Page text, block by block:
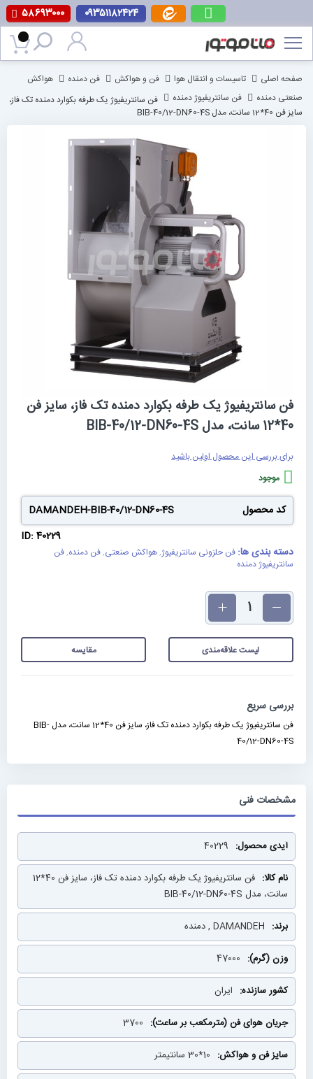
۵۸۶۹۳۰۰۰ ۰۹۳۵۱۱۸۲۴۲۴
به
صفحه اصلی
تاسیسات و انتقال هوا فن و هواکش فن دمنده
هواکش
صنعتی دمنده
فن سانتریفیوژ دمنده
فن سانتریفیوژ یک طرفه بکوارد دمنده تک فاز،
سایز فن 40*12 سانت، مدل BIB-40/12-DN60-4S
رفتن
به
ابتدای
فن سانتریفیوژ یک طرفه بکوارد دمنده تک فاز، سایز فن
40*12 سانت، مدل BIB-40/12-DN60-4S
برای بررسی این محصول اولین باشید
موجود
کد محصول
DAMANDEH-BIB-40/12-DN60-4S
ID: 40229
دسته بندی ها: فن حلزونی سانتریفیوژ,هواکش صنعتی,فن دمنده,فن
سانتریفیوژ دمنده
تعداد
لیست علاقه‌مندی مقایسه
بررسی سریع
فن سانتریفیوژ یک طرفه بکوارد دمنده تک فاز، سایز فن 40*12 سانت، مدل BIB-
40/12-DN60-4S
مشخصات فنی
مشخصات
فنی
40229
فن سانتریفیوژ یک طرفه بکوارد دمنده تک فاز، سایز فن 40*12
سانت، مدل BIB-40/12-DN60-4S
DAMANDEH , دمنده
47000
ایران
3700
10*30 سانتیمتر